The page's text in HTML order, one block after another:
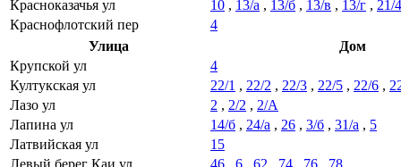
Красноказачья ул
10 , 13/а , 13/б , 13/в , 13/г , 21/4
Краснофлотский пер
4
Улица
Дом
Крупской ул
4
Култукская ул
22/1 , 22/2 , 22/3 , 22/5 , 22/6 ,
Лазо ул
2 , 2/2 , 2/А
Лапина ул
14/б , 24/а , 26 , 3/б , 31/а , 5
Латвийская ул
15
Левый берег Каи ул
46 6 62 74 76 78